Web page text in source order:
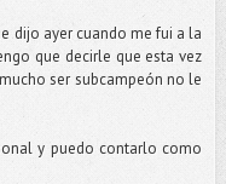
dijo ayer cuando me fui a la
que decirle que esta vez
ser subcampeón no le
y puedo contarlo como